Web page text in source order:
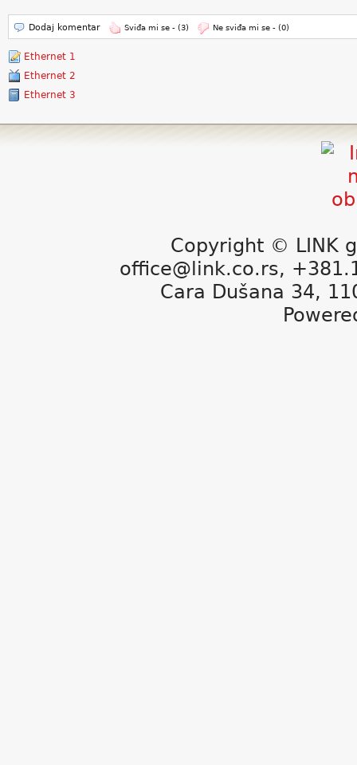
Dodaj komentar Sviđa mi se - (3) Ne sviđa mi se - (0)
Ethernet 1
Ethernet 2
Ethernet 3
Copyright © LINK
office@link.co.rs,
Cara Dušana 34,